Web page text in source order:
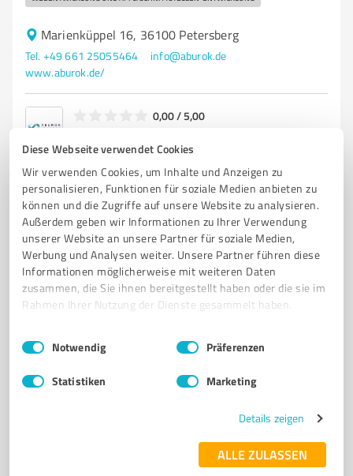
Diese Webseite verwendet Cookies
Wir verwenden Cookies, um Inhalte und Anzeigen zu
personalisieren, Funktionen für soziale Medien anbieten zu
können und die Zugriffe auf unsere Website zu analysieren.
Außerdem geben wir Informationen zu Ihrer Verwendung
unserer Website an unsere Partner für soziale Medien,
Werbung und Analysen weiter. Unsere Partner führen diese
Informationen möglicherweise mit weiteren Daten
zusammen, die Sie ihnen bereitgestellt haben oder die sie im
Rahmen Ihrer Nutzung der Dienste gesammelt haben.
Impressum Datenschutzbestimmungen
Einwilligungsauswahl
Notwendig Präferenzen
Statistiken Marketing
Details zeigen
ALLE ZULASSEN
Marienküppel 16, 36100 Petersberg
Tel. +49 661 25055464
info@aburok.de
www.aburok.de/
0,00 / 5,00
Registrieren Sie sich jetzt und werden Sie ein von
Kunden empfohlener ProvenExpert!